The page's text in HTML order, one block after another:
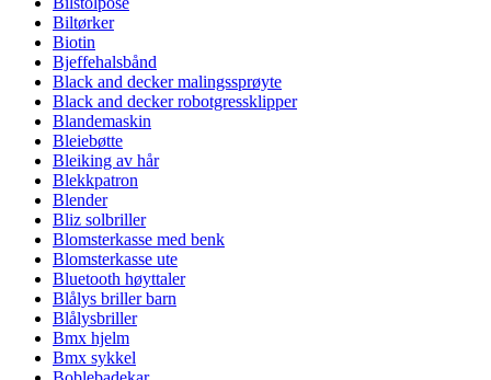
Biltørker
Biotin
Bjeffehalsbånd
Black and decker malingssprøyte
Black and decker robotgressklipper
Blandemaskin
Bleiebøtte
Bleiking av hår
Blekkpatron
Blender
Bliz solbriller
Blomsterkasse med benk
Blomsterkasse ute
Bluetooth høyttaler
Blålys briller barn
Blålysbriller
Bmx hjelm
Bmx sykkel